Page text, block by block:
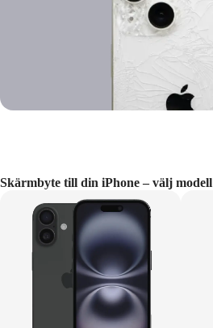
Skärmbyte till din iPhone – välj modell